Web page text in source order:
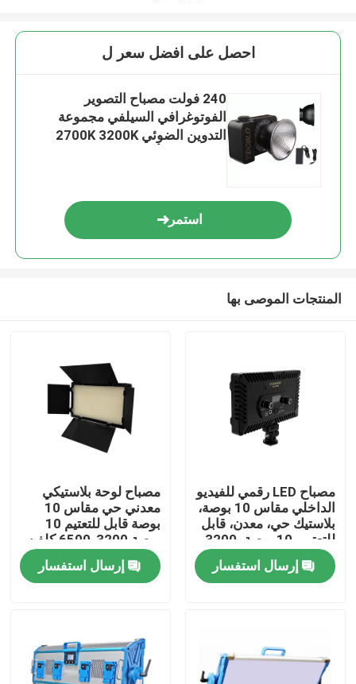
المنزل
فيديوهات
احصل على افضل سعر ل
240 فولت مصباح التصوير
الفوتوغرافي السيلفي مجموعة
التدوين الضوئي 2700K 3200K
استمر
المنتجات الموصى بها
مصباح LED رقمي للفيديو
الداخلي مقاس 10 بوصة،
بلاستيك حي، معدن، قابل
6500 كلفن
إرسال استفسار
مصباح لوحة بلاستيكي
معدني حي مقاس 10
بوصة قابل للتعتيم 10
بوصة 3200-6500 كلفن
مصباح فيديو LED لإضاءة
الاستوديو للكاميرا والبث
إرسال استفسار